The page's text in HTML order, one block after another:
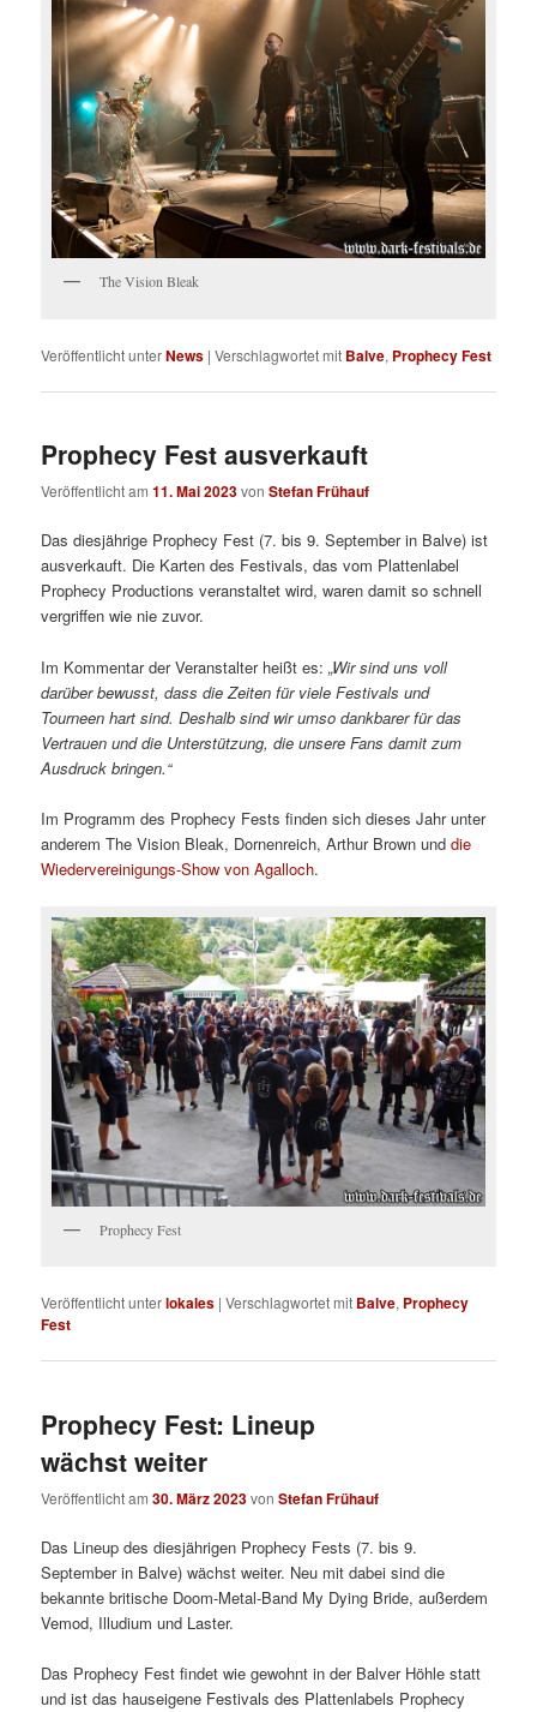
The Vision Bleak
Veröffentlicht unterNews |Verschlagwortet mit Balve, Prophecy Fest
Prophecy Fest ausverkauft
Veröffentlicht am11. Mai 2023vonStefan Frühauf
Das diesjährige Prophecy Fest (7. bis 9. September in Balve) ist
ausverkauft. Die Karten des Festivals, das vom Plattenlabel
Prophecy Productions veranstaltet wird, waren damit so schnell
vergriffen wie nie zuvor.
Im Kommentar der Veranstalter heißt es:„Wir sind uns voll
darüber bewusst, dass die Zeiten für viele Festivals und
Tourneen hart sind. Deshalb sind wir umso dankbarer für das
Vertrauen und die Unterstützung, die unsere Fans damit zum
Ausdruck bringen.“
Im Programm des Prophecy Fests finden sich dieses Jahr unter
anderem The Vision Bleak, Dornenreich, Arthur Brown unddie
Wiedervereinigungs-Show von Agalloch.
Prophecy Fest
Veröffentlicht unterlokales |Verschlagwortet mit Balve, Prophecy
Fest
Prophecy Fest: Lineup
wächst weiter
Veröffentlicht am30. März 2023vonStefan Frühauf
Das Lineup des diesjährigen Prophecy Fests (7. bis 9.
September in Balve) wächst weiter. Neu mit dabei sind die
bekannte britische Doom-Metal-Band My Dying Bride, außerdem
Vemod, Illudium und Laster.
Das Prophecy Fest findet wie gewohnt in der Balver Höhle statt
und ist das hauseigene Festivals des Plattenlabels Prophecy